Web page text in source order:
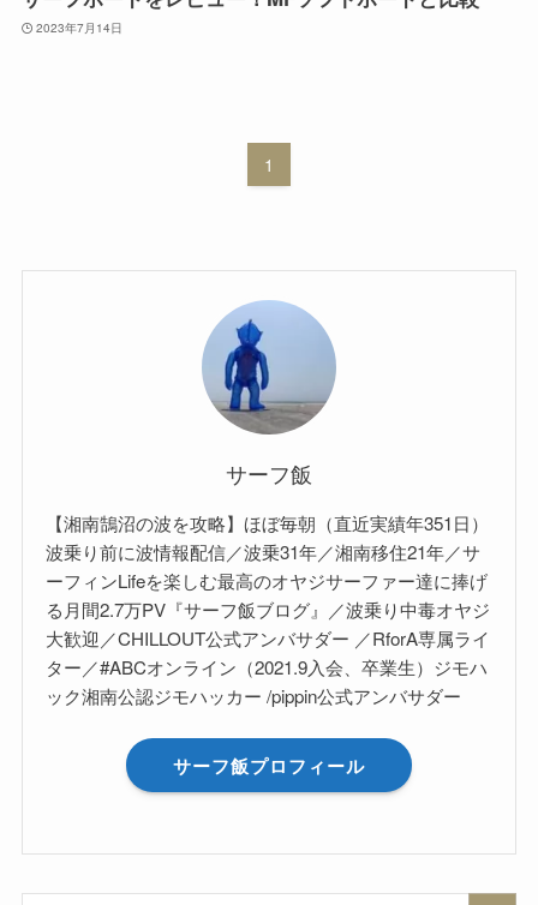
2023年7月14日
1
サーフ飯
【湘南鵠沼の波を攻略】ほぼ毎朝（直近実績年351日）
波乗り前に波情報配信／波乗31年／湘南移住21年／サ
ーフィンLifeを楽しむ最高のオヤジサーファー達に捧げ
る月間2.7万PV『サーフ飯ブログ』／波乗り中毒オヤジ
大歓迎／CHILLOUT公式アンバサダー ／RforA専属ライ
ター／#ABCオンライン（2021.9入会、卒業生）ジモハ
ック湘南公認ジモハッカー /pippin公式アンバサダー
サーフ飯プロフィール